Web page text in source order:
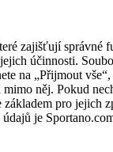
zajišťují správné
účinnosti.
na „Přijmout
něj. Pokud
pro jejich
je